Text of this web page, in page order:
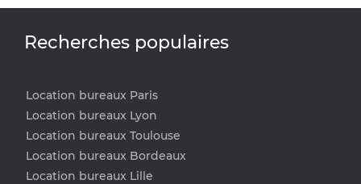
Recherches populaires
Location bureaux Paris
Location bureaux Lyon
Location bureaux Toulouse
Location bureaux Bordeaux
Location bureaux Lille